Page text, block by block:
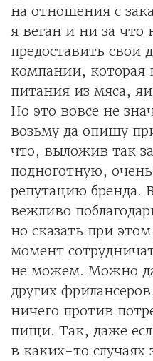
на отношения с
я веган и ни за что
предоставить свои
компании, которая
питания из мяса,
Но это вовсе не
возьму да опишу
что, выложив так
подноготную, очень
репутацию бренда.
вежливо
но сказать при
момент
не можем. Можно
других
ничего против
пищи. Так, даже
в каких-то случаях